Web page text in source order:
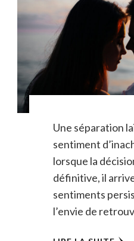
Une séparation
sentiment
lorsque la
définitive, il
sentiments
l’envie de